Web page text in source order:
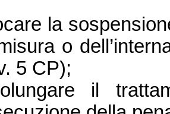
la
o
5 CP);
il